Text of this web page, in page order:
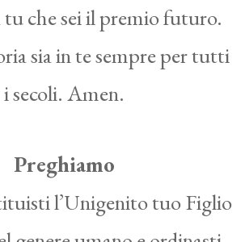
che sei il premio futuro.
sia in te sempre per tutti
i secoli. Amen.
Preghiamo
l’Unigenito tuo Figlio